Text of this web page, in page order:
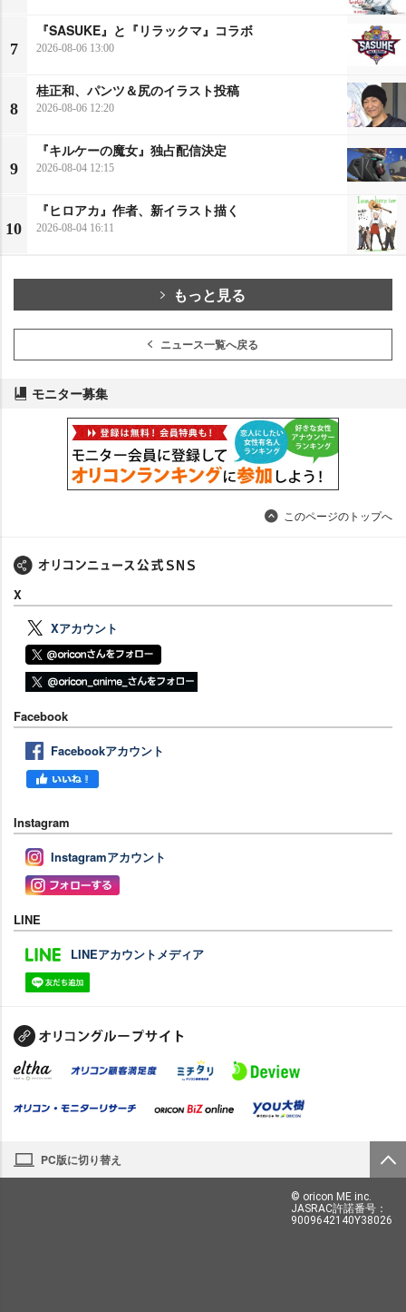
7
『SASUKE』と『リラックマ』コラボ
2026-08-06 13:00
8
桂正和、パンツ＆尻のイラスト投稿
2026-08-06 12:20
9
『キルケーの魔女』独占配信決定
2026-08-04 12:15
10
『ヒロアカ』作者、新イラスト描く
2026-08-04 16:11
もっと見る
ニュース一覧へ戻る
モニター募集
このページのトップへ
X
Xアカウント
Facebook
Facebookアカウント
Instagram
Instagramアカウント
LINE
LINEアカウントメディア
PC版に切り替え
© oricon ME inc.
JASRAC許諾番号：
9009642140Y38026